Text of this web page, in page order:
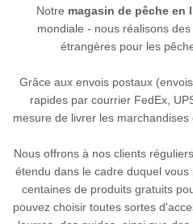
Notre magasin de pêche en
mondiale - nous réalisons
étrangères pour les
Grâce aux envois postaux
rapides par courrier FedEx,
mesure de livrer les
Nous offrons à nos clients
étendu dans le cadre duquel
centaines de produits gratuits
pouvez choisir toutes sortes